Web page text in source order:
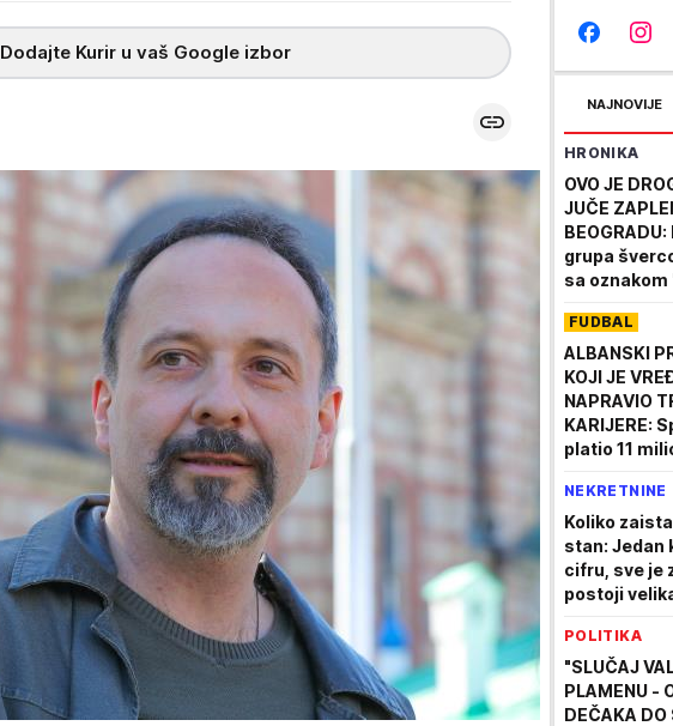
Dodajte Kurir u vaš Google izbor
NAJNOVIJE
HRONIKA
OVO JE
JUČE
grupa
sa oznakom
FUDBAL
ALBANSKI
KOJI JE
NAPRAVIO
KARIJERE:
platio 11
NEKRETNINE
Koliko
stan: Jedan
cifru, sve je
postoji
POLITIKA
"SLUČAJ
PLAMENU -
DEČAKA DO